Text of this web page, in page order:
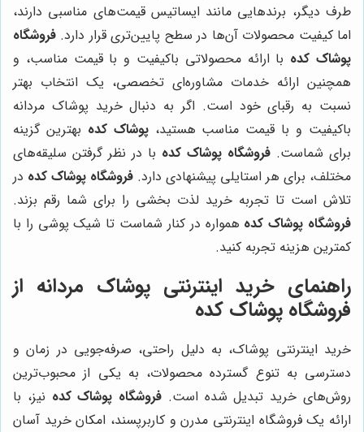
طرف دیگر، برندهایی مانند ایساتیس قیمت‌های مناسبی دارند،
اما کیفیت محصولات آن‌ها در سطح پایین‌تری قرار دارد. فروشگاه
پوشاک کده با ارائه محصولاتی باکیفیت و با قیمت مناسب، و
همچنین ارائه خدمات مشاوره‌ای تخصصی، یک انتخاب بهتر
نسبت به رقبای خود است. اگر به دنبال خرید پوشاک مردانه
باکیفیت و با قیمت مناسب هستید،پوشاک کده بهترین گزینه
برای شماست. فروشگاه پوشاک کده با در نظر گرفتن سلیقه‌های
مختلف، برای هر استایلی پیشنهادی دارد. فروشگاه پوشاک کده در
تلاش است تا تجربه خرید لذت بخشی را برای شما رقم بزند.
فروشگاه پوشاک کده همواره در کنار شماست تا شیک پوشی را با
کمترین هزینه تجربه کنید.
راهنمای خرید اینترنتی پوشاک مردانه از
فروشگاه پوشاک کده
خرید اینترنتی پوشاک، به دلیل راحتی، صرفه‌جویی در زمان و
دسترسی به تنوع گسترده محصولات، به یکی از محبوب‌ترین
روش‌های خرید تبدیل شده است. فروشگاه پوشاک کده نیز، با
ارائه یک فروشگاه اینترنتی مدرن و کاربرپسند، امکان خرید آسان